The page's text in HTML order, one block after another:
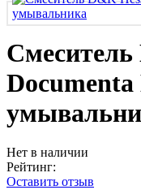
Смеситель
Documenta
Нет в наличии
Рейтинг:
Оставить отзыв